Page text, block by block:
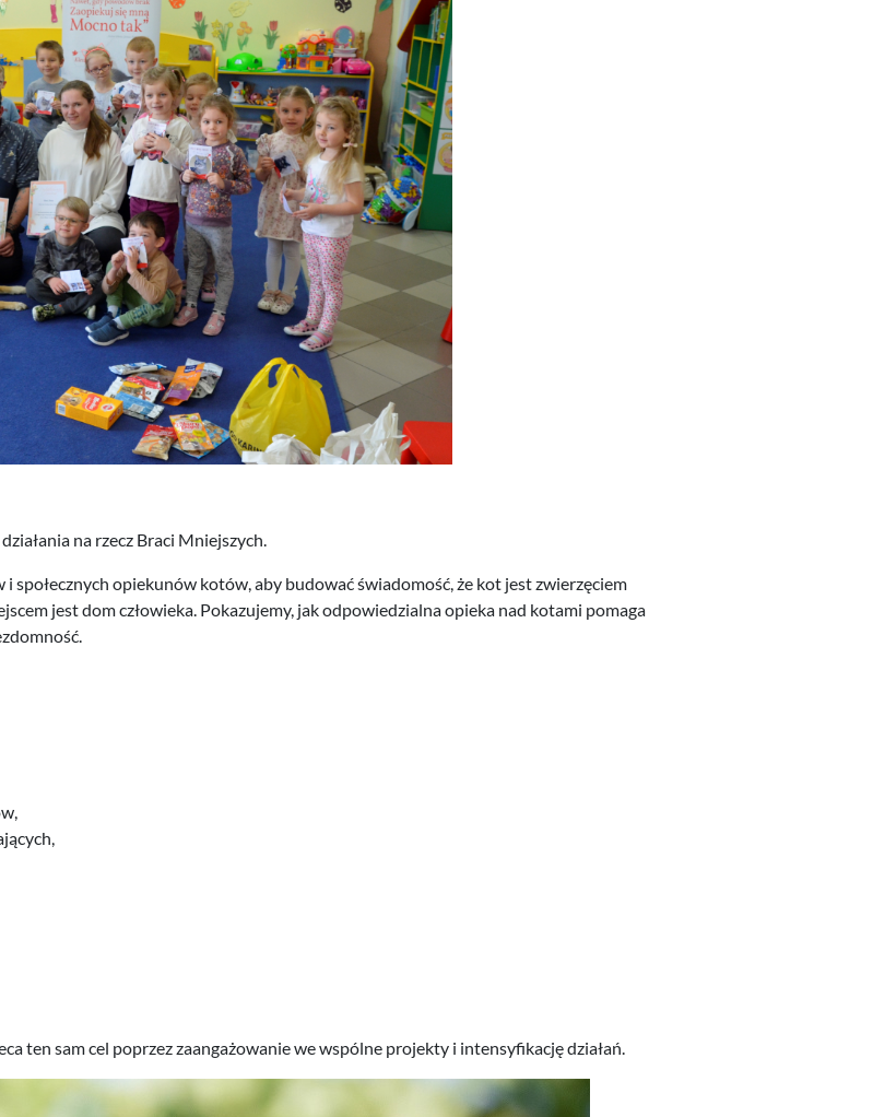
na rzecz Braci Mniejszych.
społecznych opiekunów kotów, aby budować świadomość, że kot jest zwierzęciem
jest dom człowieka. Pokazujemy, jak odpowiedzialna opieka nad kotami pomaga
ten sam cel poprzez zaangażowanie we wspólne projekty i intensyfikację działań.